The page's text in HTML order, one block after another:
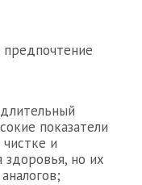
показатели
и
но их